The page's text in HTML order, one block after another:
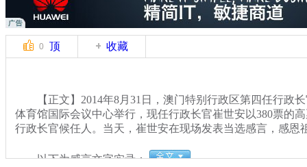
0 顶 收藏
【正文】2014年8月31日，澳门特别行政区第四任行政长
体育馆国际会议中心举行，现任行政长官崔世安以380票的
行政长官候任人。当天，崔世安在现场发表当选感言，感恩
以下为感言文字实录：